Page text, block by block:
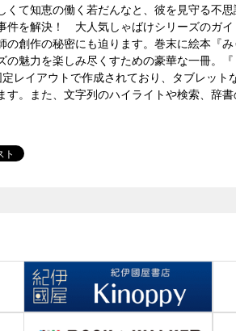
くて知恵の働く若だんなと、彼を見守る不
件を解決！ 大人気しゃばけシリーズのガ
の創作の秘密にも迫ります。巻末に絵本『
の魅力を楽しみ尽くすための豪華な一冊。『
レイアウトで作成されており、タブレッ
す。また、文字列のハイライトや検索、辞